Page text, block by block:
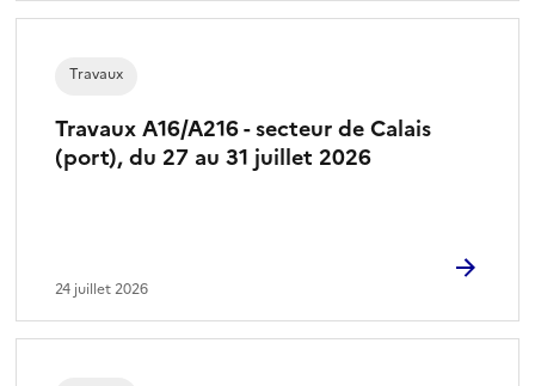
Travaux A16/A216 - secteur de Calais
(port), du 27 au 31 juillet 2026
Travaux
24 juillet 2026